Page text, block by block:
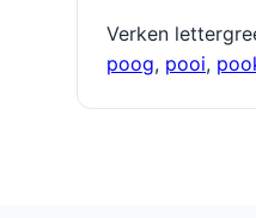
Verken
poog, pooi,